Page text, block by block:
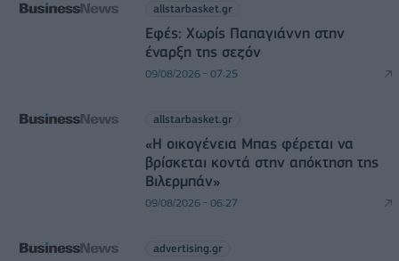
allstarbasket.gr
Εφές: Χωρίς Παπαγιάννη στην
έναρξη της σεζόν
09/08/2026 - 07:25
allstarbasket.gr
«Η οικογένεια Μπας φέρεται να
βρίσκεται κοντά στην απόκτηση της
Βιλερμπάν»
09/08/2026 - 06:27
advertising.gr